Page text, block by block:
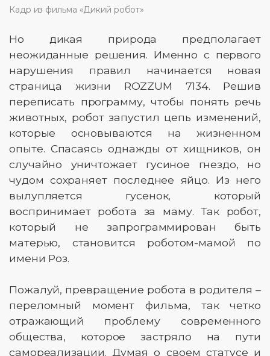
Кадр из фильма «Дикий робот»
Но дикая природа предполагает
неожиданные решения. Именно с первого
нарушения правил начинается новая
страница жизни ROZZUM 7134. Решив
переписать программу, чтобы понять речь
животных, робот запустил цепь изменений,
которые основываются на жизненном
опыте. Спасаясь однажды от хищников, он
случайно уничтожает гусиное гнездо, но
чудом сохраняет последнее яйцо. Из него
вылупляется гусенок, который
воспринимает робота за маму. Так робот,
который не запрограммирован быть
матерью, становится роботом-мамой по
имени Роз.
Пожалуй, превращение робота в родителя –
переломный момент фильма, так четко
отражающий проблему современного
общества, которое застряло на пути
самореализации. Думая о своем статусе и